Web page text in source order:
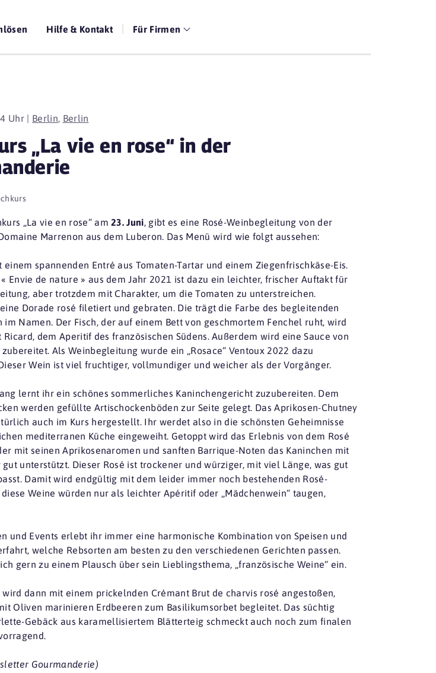
Hilfe & Kontakt Für Firmen
Uhr | Berlin, Berlin
„La vie en rose“ in der
„La vie en rose“ am23. Juni, gibt es eine Rosé-Weinbegleitung von der
Marrenon aus dem Luberon. Das Menü wird wie folgt aussehen:
einem spannenden Entré aus Tomaten-Tartar und einem Ziegenfrischkäse-Eis.
« Envie de nature » aus dem Jahr 2021 ist dazu ein leichter, frischer Auftakt für
aber trotzdem mit Charakter, um die Tomaten zu unterstreichen.
Dorade rosé filetiert und gebraten. Die trägt die Farbe des begleitenden
im Namen. Der Fisch, der auf einem Bett von geschmortem Fenchel ruht, wird
dem Aperitif des französischen Südens. Außerdem wird eine Sauce von
Als Weinbegleitung wurde ein „Rosace“ Ventoux 2022 dazu
Wein ist viel fruchtiger, vollmundiger und weicher als der Vorgänger.
lernt ihr ein schönes sommerliches Kaninchengericht zuzubereiten. Dem
werden gefüllte Artischockenböden zur Seite gelegt. Das Aprikosen-Chutney
auch im Kurs hergestellt. Ihr werdet also in die schönsten Geheimnisse
mediterranen Küche eingeweiht. Getoppt wird das Erlebnis von dem Rosé
mit seinen Aprikosenaromen und sanften Barrique-Noten das Kaninchen mit
gut unterstützt. Dieser Rosé ist trockener und würziger, mit viel Länge, was gut
Damit wird endgültig mit dem leider immer noch bestehenden Rosé-
Weine würden nur als leichter Apéritif oder „Mädchenwein“ taugen,
und Events erlebt ihr immer eine harmonische Kombination von Speisen und
welche Rebsorten am besten zu den verschiedenen Gerichten passen.
gern zu einem Plausch über sein Lieblingsthema, „französische Weine“ ein.
wird dann mit einem prickelnden Crémant Brut de charvis rosé angestoßen,
Oliven marinieren Erdbeeren zum Basilikumsorbet begleitet. Das süchtig
Gebäck aus karamellisiertem Blätterteig schmeckt auch noch zum finalen
Gourmanderie)